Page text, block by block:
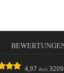
4,97 aus3209